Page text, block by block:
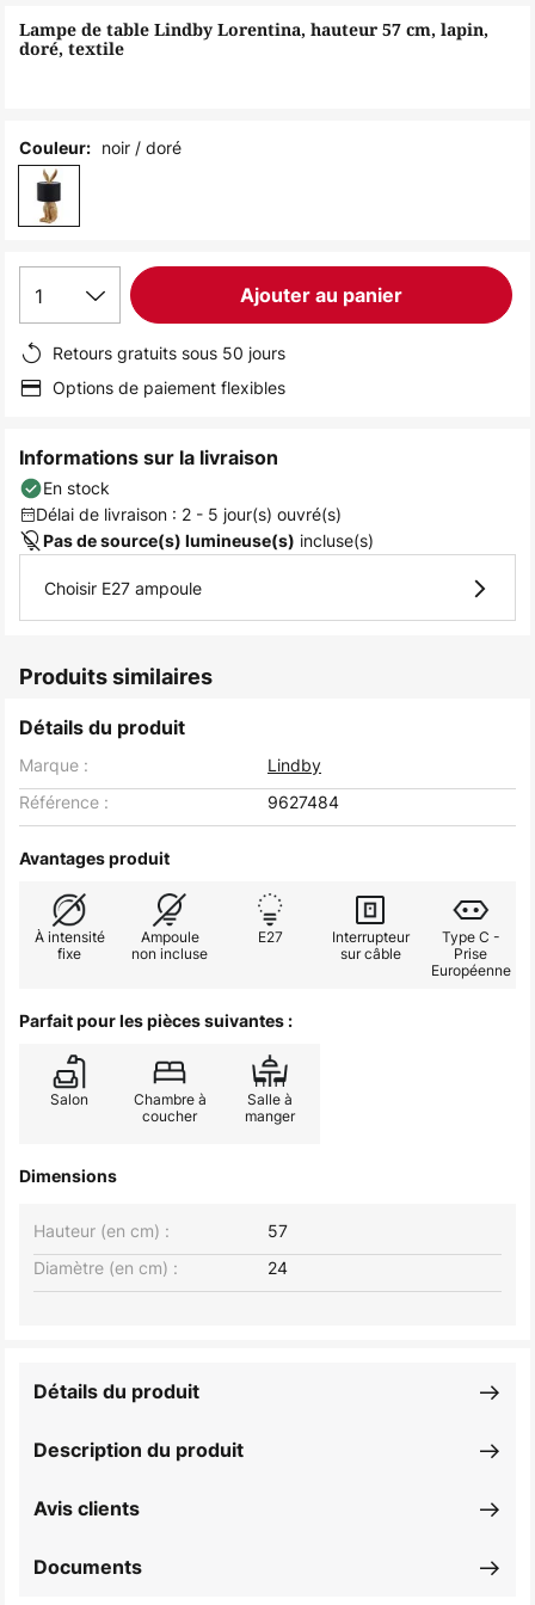
the
images
Lampe de table Lindby Lorentina, hauteur 57 cm, lapin,
doré, textile
Couleur: noir / doré
1 Ajouter au panier
Retours gratuits sous 50 jours
Options de paiement flexibles
Informations sur la livraison
En stock
Délai de livraison : 2 - 5 jour(s) ouvré(s)
Pas de source(s) lumineuse(s) incluse(s)
Choisir E27 ampoule
Produits similaires
Détails du produit
Marque :
Lindby
Référence :
9627484
Avantages produit
À intensité
fixe
Ampoule
non incluse
E27
Interrupteur
sur câble
Type C -
Prise
Européenne
Parfait pour les pièces suivantes :
Salon
Chambre à
coucher
Salle à
manger
Dimensions
Hauteur (en cm) :
57
Diamètre (en cm) :
24
Description du produit
Détails du produit
Avis clients
Documents